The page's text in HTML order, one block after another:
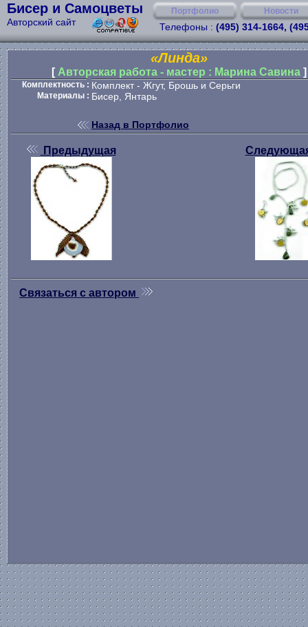
Бисер и Самоцветы
Авторский сайт
Портфолио Новости
Телефоны : (495) 314-1664,
«Линда»
[Авторская работа - мастер : Марина Савина ]
Комплектность : Комплект - Жгут, Брошь и Серьги
Материалы : Бисер, Янтарь
Назад в Портфолио
Предыдущая
Связаться с автором